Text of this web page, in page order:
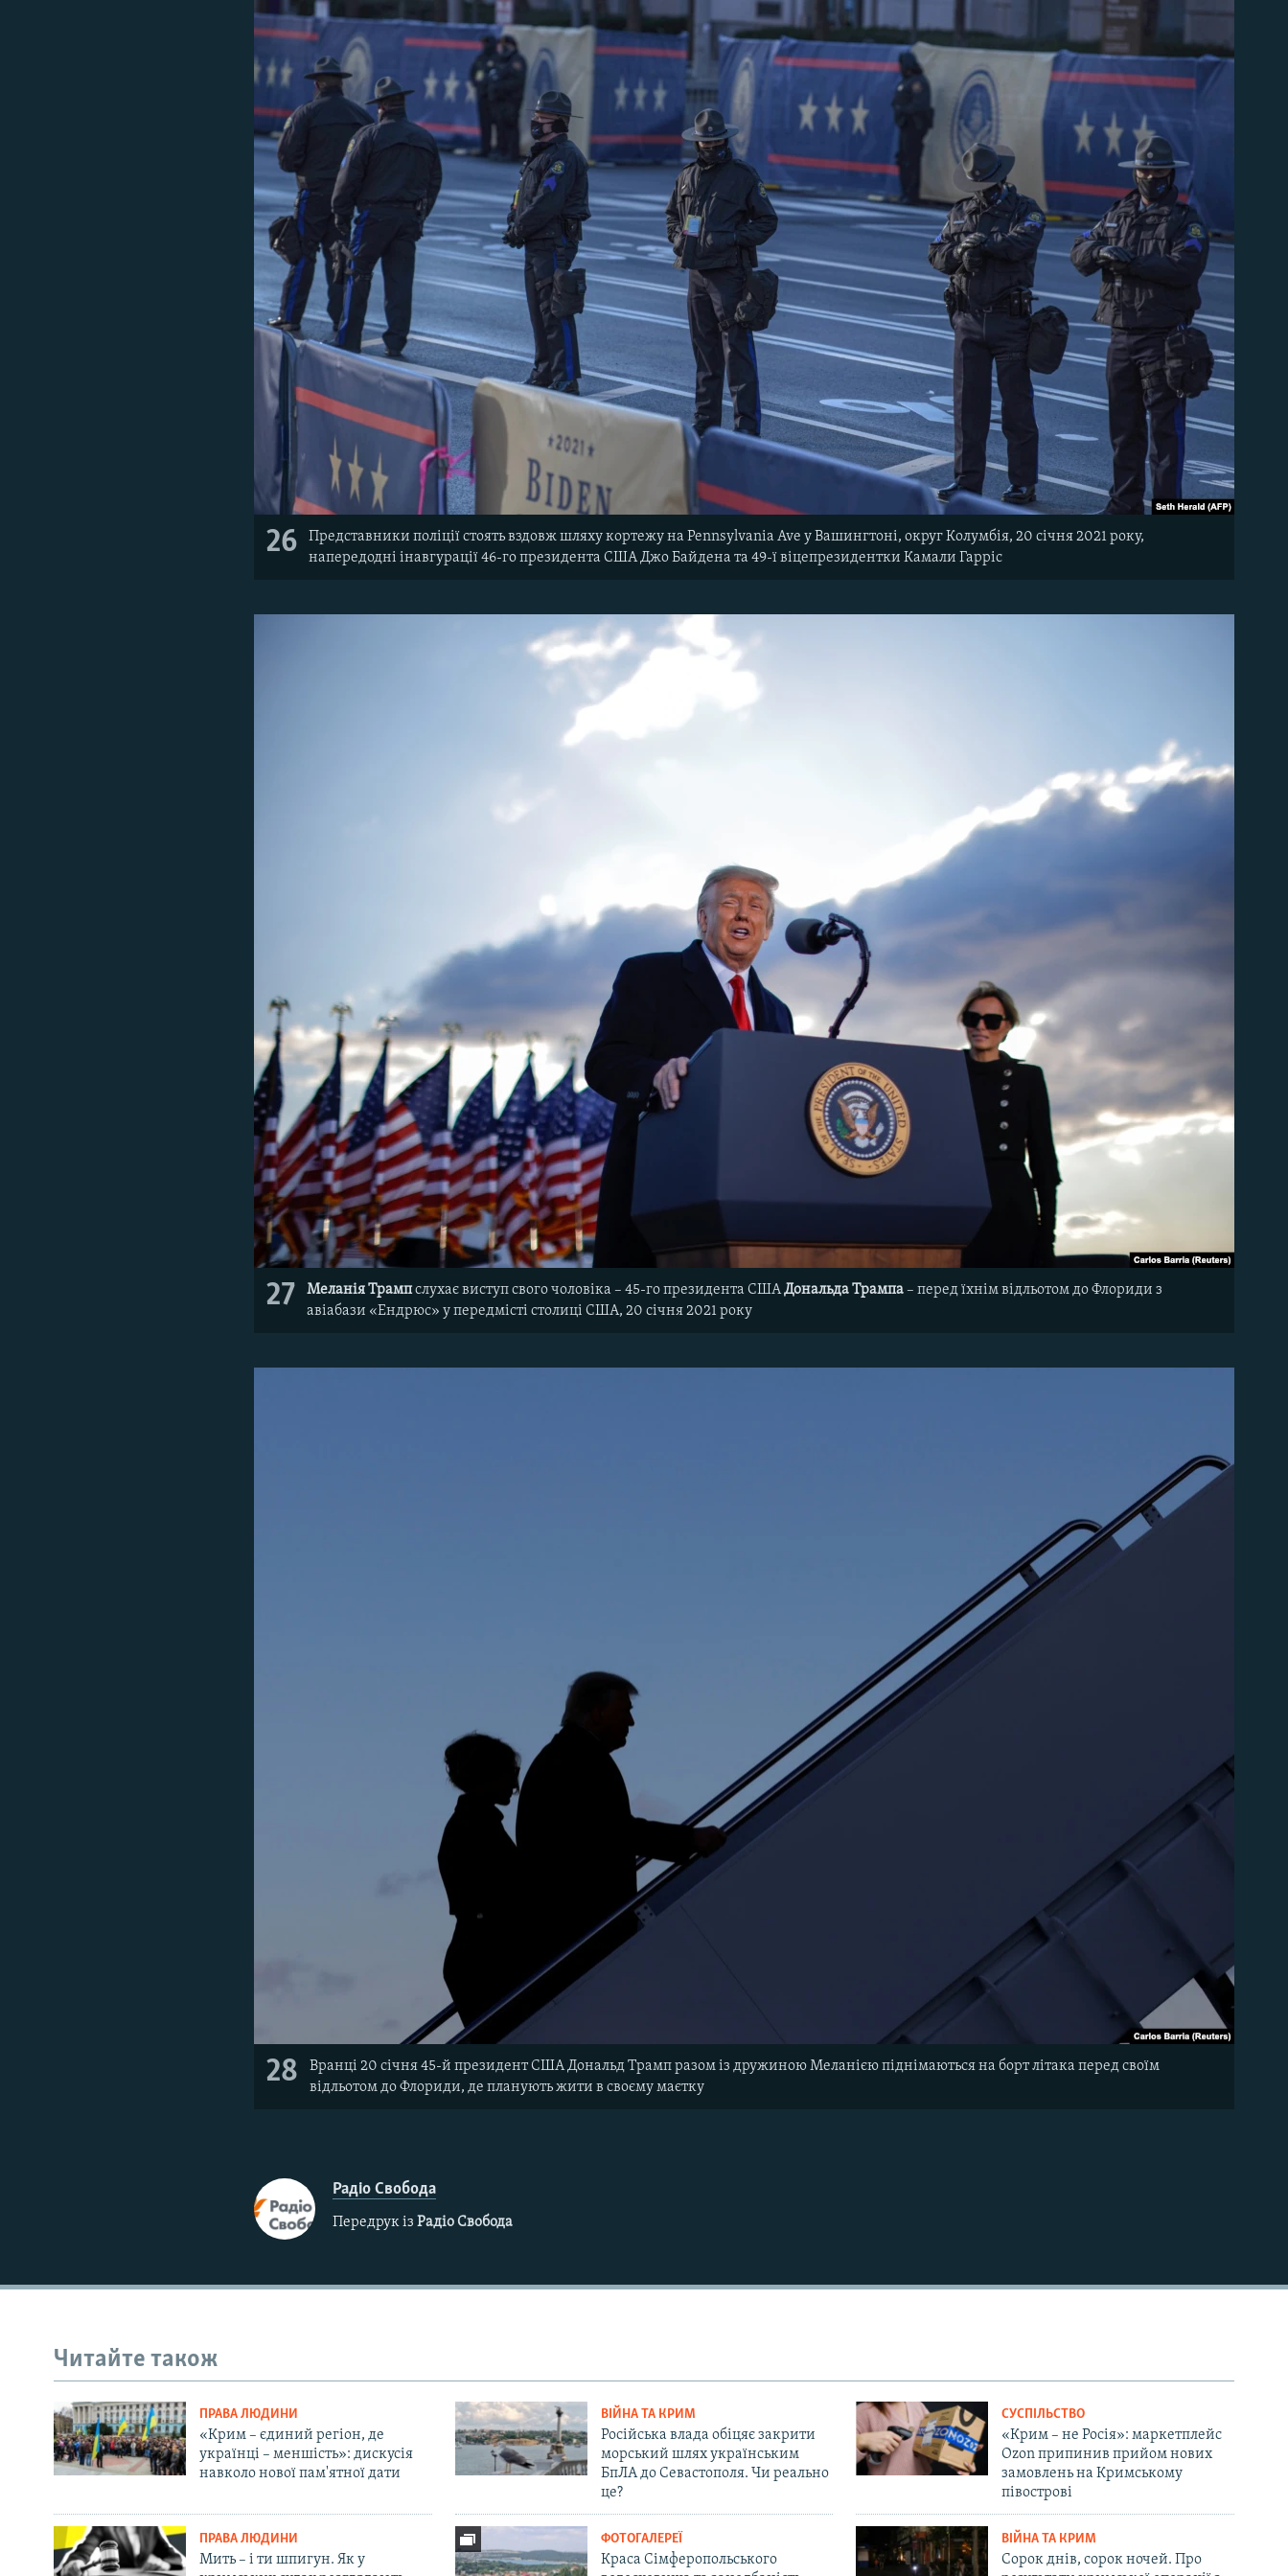
26
Представники поліції стоять вздовж шляху кортежу на Pennsylvania Ave у Вашингтоні, округ Колумбія, 20 січня 2021 року,
напередодні інавгурації 46-го президента США Джо Байдена та 49-ї віцепрезидентки Камали Гарріс
27 Меланія Трампслухає виступ свого чоловіка – 45-го президента СШАДональда Трампа– перед їхнім відльотом до Флориди з
авіабази «Ендрюс» у передмісті столиці США, 20 січня 2021 року
28
Вранці 20 січня 45-й президент США Дональд Трамп разом із дружиною Меланією піднімаються на борт літака перед своїм
відльотом до Флориди, де планують жити в своєму маєтку
Радіо Свобода
Передрук ізРадіо Свобода
Читайте також
ПРАВА ЛЮДИНИ
«Крим – єдиний регіон, де
українці – меншість»: дискусія
навколо нової пам'ятної дати
ВІЙНА ТА КРИМ
Російська влада обіцяє закрити
морський шлях українським
БпЛА до Севастополя. Чи реально
це?
СУСПІЛЬСТВО
«Крим – не Росія»: маркетплейс
Ozon припинив прийом нових
замовлень на Кримському
півострові
ПРАВА ЛЮДИНИ
Мить – і ти шпигун. Як у
ФОТОГАЛЕРЕЇ
Краса Сімферопольського
ВІЙНА ТА КРИМ
Сорок днів, сорок ночей. Про